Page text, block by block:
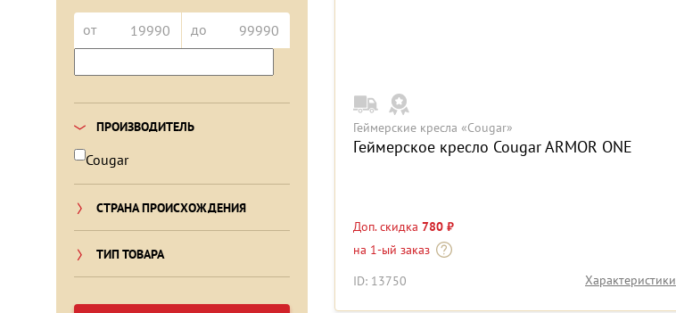
от до
ПРОИЗВОДИТЕЛЬ
Cougar
СТРАНА ПРОИСХОЖДЕНИЯ
ТИП ТОВАРА
Геймерские кресла «Cougar»
Геймерское кресло Cougar ARMOR ONE
Доп. скидка 780 ₽
на 1-ый заказ
ID: 13750
Характеристики